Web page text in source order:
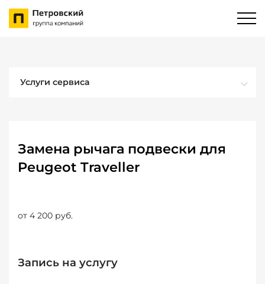
Услуги сервиса
Замена рычага подвески для
Peugeot Traveller
от 4 200 руб.
Запись на услугу